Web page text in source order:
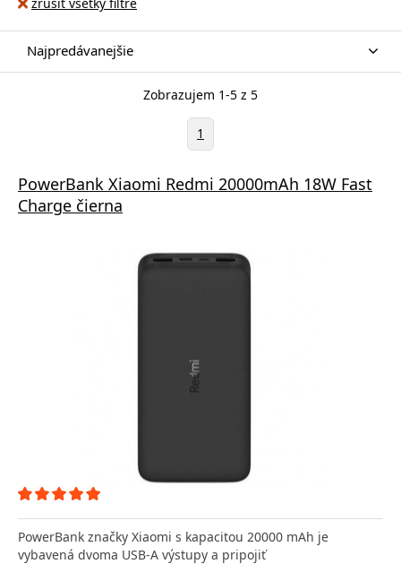
Najpredávanejšie
Zobrazujem 1-5 z 5
1
PowerBank Xiaomi Redmi 20000mAh 18W Fast
Charge čierna
PowerBank značky Xiaomi s kapacitou 20000 mAh je
vybavená dvoma USB-A výstupy a pripojiť